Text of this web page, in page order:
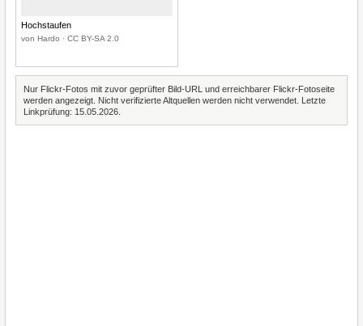
Hochstaufen
von Hardo · CC BY-SA 2.0
Nur Flickr-Fotos mit zuvor geprüfter Bild-URL und erreichbarer Flickr-Fotoseite
werden angezeigt. Nicht verifizierte Altquellen werden nicht verwendet. Letzte
Linkprüfung: 15.05.2026.